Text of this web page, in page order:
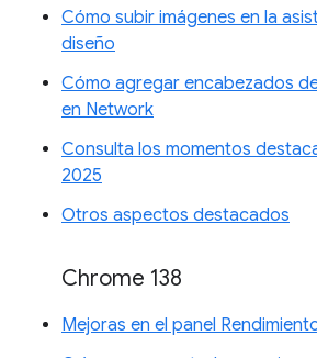
Cómo subir imágenes en la
diseño
Cómo agregar encabezados
en Network
Consulta los momentos
2025
Otros aspectos destacados
Chrome 138
Mejoras en el panel